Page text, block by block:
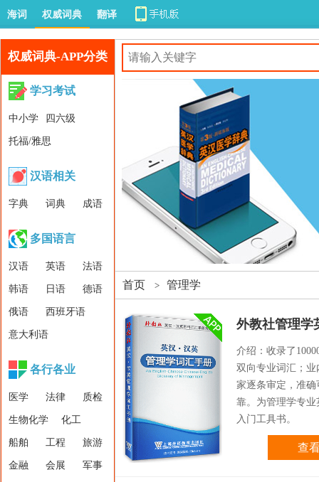
海词 权威词典 翻译
权威词典-APP分类
学习考试
中小学 四六级
托福/雅思
汉语相关
字典 词典 成语
多国语言
汉语 英语 法语
韩语 日语 德语
俄语 西班牙语
意大利语
各行各业
医学 法律 质检
生物化学 化工
船舶 工程 旅游
金融 会展 军事
首页 > 管理学
外教社管理学
介绍：收录了
双向专业词汇；业
家逐条审定，准确
靠。为管理学专业
入门工具书。
查